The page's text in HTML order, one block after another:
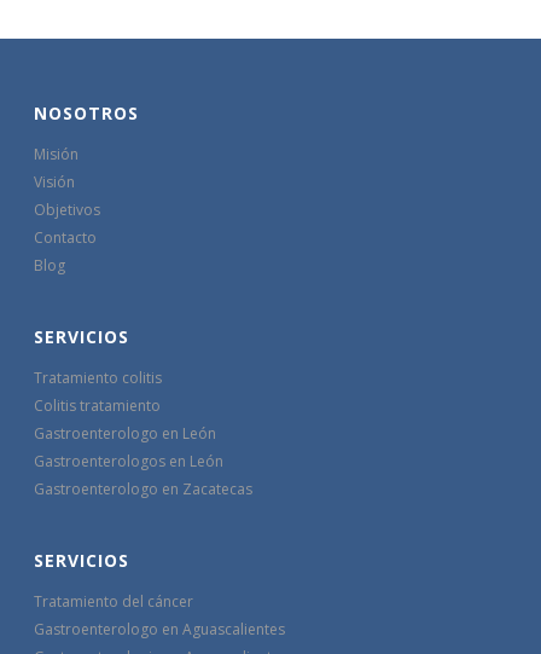
NOSOTROS
Misión
Visión
Objetivos
Contacto
Blog
SERVICIOS
Tratamiento colitis
Colitis tratamiento
Gastroenterologo en León
Gastroenterologos en León
Gastroenterologo en Zacatecas
SERVICIOS
Tratamiento del cáncer
Gastroenterologo en Aguascalientes